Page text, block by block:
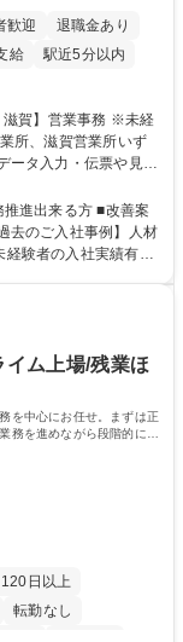
歓迎
退職金あり
給
駅近5分以内
ータ入力・伝票や見積
る事務業務や業務改
テムがきちんと構築さ
る環境です。また、
進出来る方 ■改善案
去のご入社事例】人材
経験者の入社実績有
ト、改善の動きも期
に貢献し、結果的に
19:30の退勤以降の業
となります。 学
：
ム上場/残業ほ
を中心にお任せ。まずは正
務を進めながら段階的に経
日以上
転勤なし